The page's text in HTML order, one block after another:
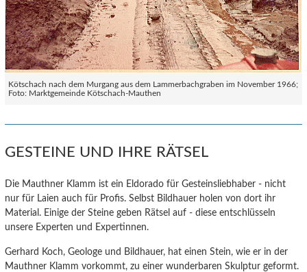
Kötschach nach dem Murgang aus dem Lammerbachgraben im November 1966;
Foto: Marktgemeinde Kötschach-Mauthen
GESTEINE UND IHRE RÄTSEL
Die Mauthner Klamm ist ein Eldorado für Gesteinsliebhaber - nicht
nur für Laien auch für Profis. Selbst Bildhauer holen von dort ihr
Material. Einige der Steine geben Rätsel auf - diese entschlüsseln
unsere Experten und Expertinnen.
Gerhard Koch, Geologe und Bildhauer, hat einen Stein, wie er in der
Mauthner Klamm vorkommt, zu einer wunderbaren Skulptur geformt.